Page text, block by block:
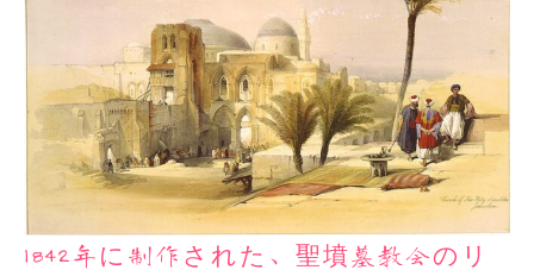
1842年に制作された、聖墳墓教会のリ